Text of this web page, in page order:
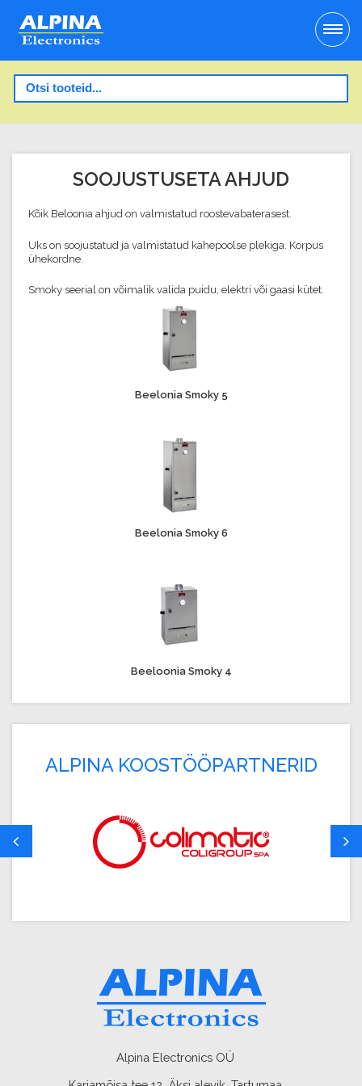
SOOJUSTUSETA AHJUD
Kõik Beloonia ahjud on valmistatud roostevabaterasest.
Uks on soojustatud ja valmistatud kahepoolse plekiga. Korpus
ühekordne.
Smoky seerial on võimalik valida puidu, elektri või gaasi kütet.
Beelonia Smoky 5
Beelonia Smoky 6
Beeloonia Smoky 4
ALPINA KOOSTÖÖPARTNERID
Alpina Electronics OÜ